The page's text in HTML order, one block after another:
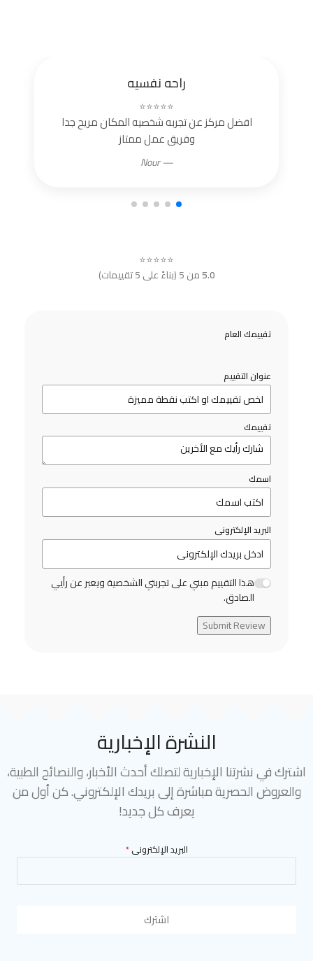
راحه نفسيه
⭐⭐⭐⭐⭐
افضل مركز عن تجربه شخصيه المكان مريح جدا
وفريق عمل ممتاز
— Nour
⭐⭐⭐⭐⭐
5.0من 5 (بناءً على 5 تقييمات)
تقييمك العام
عنوان التقييم
تقييمك
اسمك
البريد الإلكترونى
هذا التقييم مبني على تجربتي الشخصية ويعبر عن رأيي
الصادق.
Submit Review
النشرة الإخبارية
اشترك في نشرتنا الإخبارية لتصلك أحدث الأخبار، والنصائح الطبية،
والعروض الحصرية مباشرة إلى بريدك الإلكتروني. كن أول من
يعرف كل جديد!
البريد الإلكترونى*
اشترك